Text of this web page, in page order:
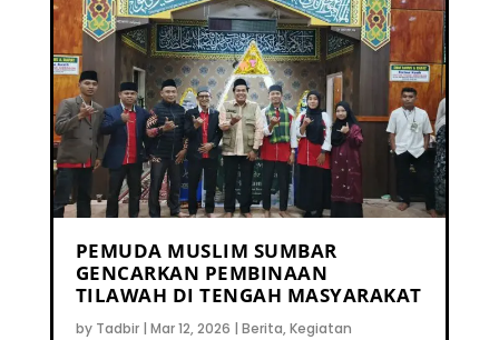
PEMUDA MUSLIM SUMBAR
GENCARKAN PEMBINAAN
TILAWAH DI TENGAH MASYARAKAT
by Tadbir| Mar 12, 2026 | Berita, Kegiatan